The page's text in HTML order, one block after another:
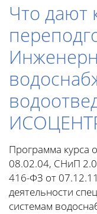
Что дают
Программа курса
08.02.04, СНиП
416-ФЗ от
деятельности
системам